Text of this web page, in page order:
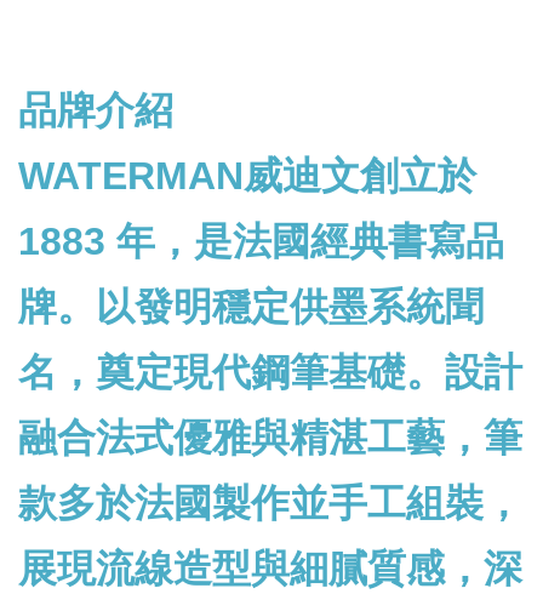
品牌介紹
WATERMAN威迪文創立於
1883 年，是法國經典書寫品
牌。以發明穩定供墨系統聞
名，奠定現代鋼筆基礎。設計
融合法式優雅與精湛工藝，筆
款多於法國製作並手工組裝，
展現流線造型與細膩質感，深